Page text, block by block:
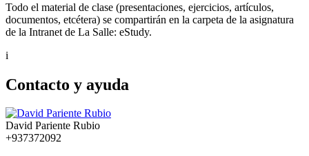
Todo el material de clase (presentaciones, ejercicios, artículos,
documentos, etcétera) se compartirán en la carpeta de la asignatura
de la Intranet de La Salle: eStudy.
i
Contacto y ayuda
David Pariente Rubio
+937372092